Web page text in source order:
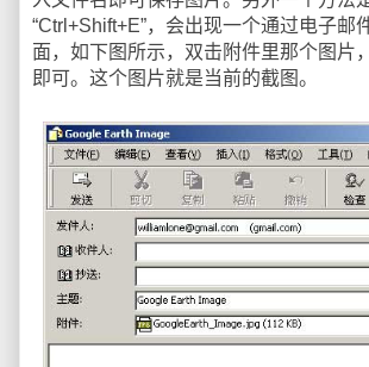
“Ctrl+Shift+E”，会出现一个通过电子邮
面，如下图所示，双击附件里那个图片
即可。这个图片就是当前的截图。